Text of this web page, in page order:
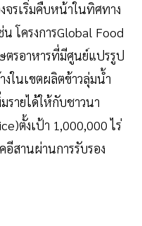
จรเริ่มคืบหน้าในทิศทาง
โครงการGlobal Food
ตรอาหารที่มีศูนย์แปรรูป
ในเขตผลิตข้าวลุ่มน้ำ
รายได้ให้กับชาวนา
ตั้งเป้า 1,000,000 ไร่
สานผ่านการรับรอง